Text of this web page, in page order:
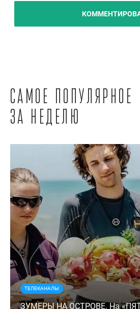
Самое популярное
за неделю
ТЕЛЕКАНАЛЫ
ЗУМЕРЫ НА ОСТРОВЕ. На